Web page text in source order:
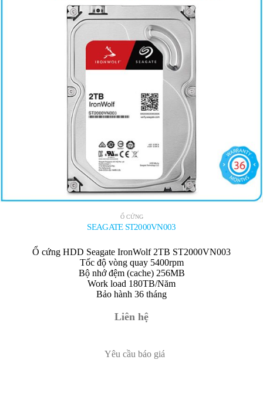
Ổ CỨNG
SEAGATE ST2000VN003
Ổ cứng HDD Seagate IronWolf 2TB ST2000VN003
Tốc độ vòng quay 5400rpm
Bộ nhớ đệm (cache) 256MB
Work load 180TB/Năm
Bảo hành 36 tháng
Liên hệ
Yêu cầu báo giá